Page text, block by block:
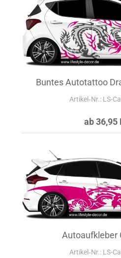
Buntes Autotattoo
Artikel‑Nr.: LS-
ab 36,95
Autoaufkleber
Artikel‑Nr.: LS-